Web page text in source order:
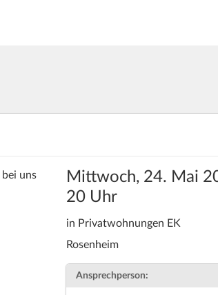
Mittwoch, 24. Mai
20 Uhr
in Privatwohnungen EK
Rosenheim
Ansprechperson:
uns